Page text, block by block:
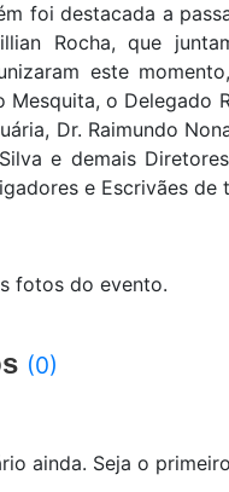
foi destacada a
Rocha, que
este
Mesquita, o Delegado
Dr. Raimundo
e demais
e Escrivães de
fotos do evento.
(0)
ainda. Seja o